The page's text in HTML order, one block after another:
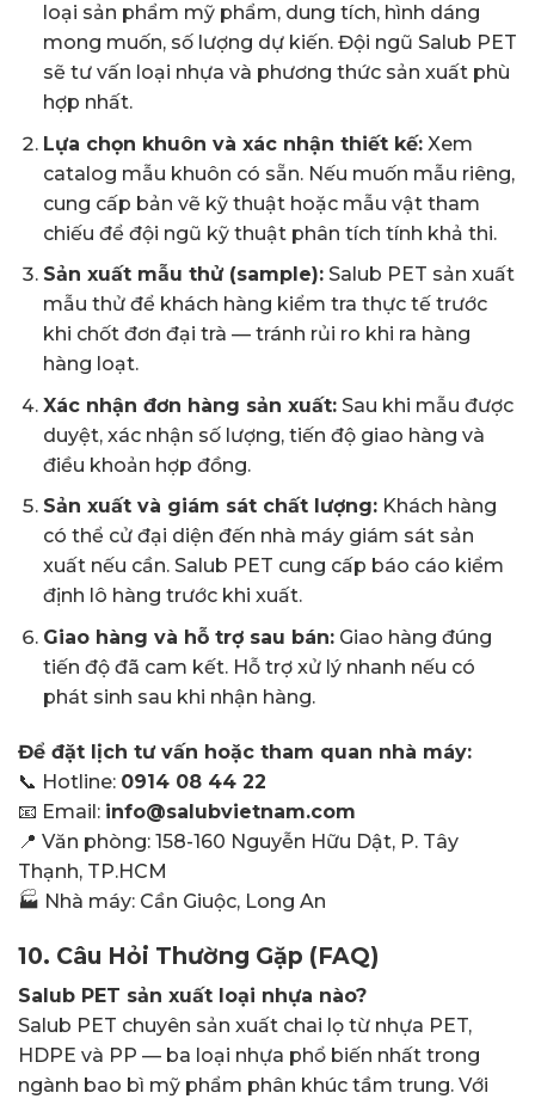
loại sản phẩm mỹ phẩm, dung tích, hình dáng
mong muốn, số lượng dự kiến. Đội ngũ Salub PET
sẽ tư vấn loại nhựa và phương thức sản xuất phù
hợp nhất.
Lựa chọn khuôn và xác nhận thiết kế:Xem
catalog mẫu khuôn có sẵn. Nếu muốn mẫu riêng,
cung cấp bản vẽ kỹ thuật hoặc mẫu vật tham
chiếu để đội ngũ kỹ thuật phân tích tính khả thi.
Sản xuất mẫu thử (sample):Salub PET sản xuất
mẫu thử để khách hàng kiểm tra thực tế trước
khi chốt đơn đại trà — tránh rủi ro khi ra hàng
hàng loạt.
Xác nhận đơn hàng sản xuất:Sau khi mẫu được
duyệt, xác nhận số lượng, tiến độ giao hàng và
điều khoản hợp đồng.
Sản xuất và giám sát chất lượng:Khách hàng
có thể cử đại diện đến nhà máy giám sát sản
xuất nếu cần. Salub PET cung cấp báo cáo kiểm
định lô hàng trước khi xuất.
Giao hàng và hỗ trợ sau bán:Giao hàng đúng
tiến độ đã cam kết. Hỗ trợ xử lý nhanh nếu có
phát sinh sau khi nhận hàng.
Để đặt lịch tư vấn hoặc tham quan nhà máy:
📞 Hotline: 0914 08 44 22
📧 Email: info@salubvietnam.com
📍 Văn phòng: 158-160 Nguyễn Hữu Dật, P. Tây
Thạnh, TP.HCM
🏭 Nhà máy: Cần Giuộc, Long An
10. Câu Hỏi Thường Gặp (FAQ)
Salub PET sản xuất loại nhựa nào?
Salub PET chuyên sản xuất chai lọ từ nhựa PET,
HDPE và PP — ba loại nhựa phổ biến nhất trong
ngành bao bì mỹ phẩm phân khúc tầm trung. Với